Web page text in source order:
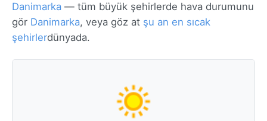
Danimarka — tüm büyük şehirlerde hava durumunu
gör Danimarka, veya göz at şu an en sıcak
şehirlerdünyada.